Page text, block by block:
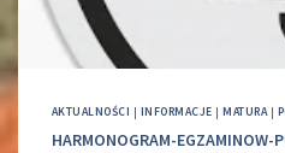
AKTUALNOŚCI | INFORMACJE |MATURA |
HARMONOGRAM-EGZAMINOW-